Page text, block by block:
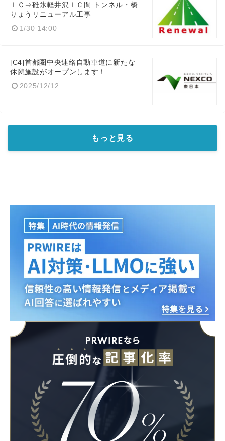
ＩＣ⇒碓氷軽井沢ＩＣ間 トンネル・橋
りょうリニューアル工事
1/30 14:00
[C4]首都圏中央連絡自動車道に新たな
休憩施設がオープンします！
2025/12/12
もっと見る